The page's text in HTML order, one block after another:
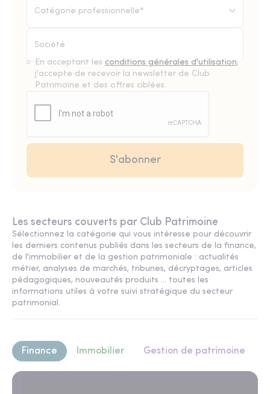
Catégorie professionnelle*
En acceptant les conditions générales d'utilisation,
j'accepte de recevoir la newsletter de Club
Patrimoine et des offres ciblées.
Les secteurs couverts par Club Patrimoine
Sélectionnez la catégorie qui vous intéresse pour découvrir
les derniers contenus publiés dans les secteurs de la finance,
de l'immobilier et de la gestion patrimoniale : actualités
métier, analyses de marchés, tribunes, décryptages, articles
pédagogiques, nouveautés produits ... toutes les
informations utiles à votre suivi stratégique du secteur
patrimonial.
Finance Immobilier Gestion de patrimoine